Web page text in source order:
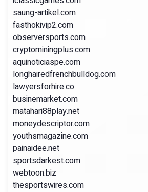
saung-artikel.com
fasthokivip2.com
observersports.com
cryptominingplus.com
aquinoticiaspe.com
longhairedfrenchbulldog.com
lawyersforhire.co
businemarket.com
matahari88play.net
moneydescriptor.com
youthsmagazine.com
painaidee.net
sportsdarkest.com
webtoon.biz
thesportswires.com